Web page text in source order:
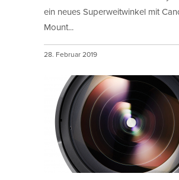
ein neues Superweitwinkel mit
Mount...
28. Februar 2019